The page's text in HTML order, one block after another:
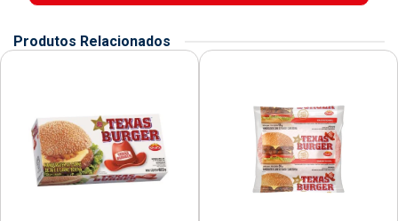
Produtos Relacionados